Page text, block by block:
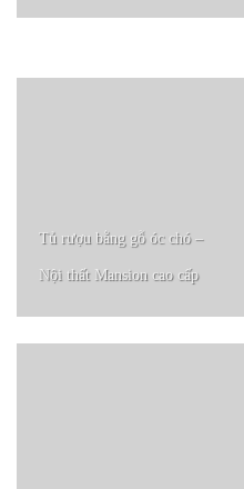
Tủ rượu bằng gỗ óc chó –
Nội thất Mansion cao cấp